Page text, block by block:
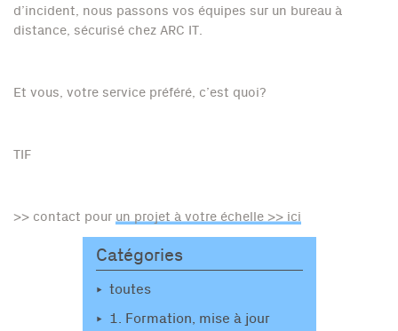
d’incident, nous passons vos équipes sur un bureau à
distance, sécurisé chez ARC IT.
Et vous, votre service préféré, c’est quoi?
TIF
>> contact pour un projet à votre échelle >> ici
Catégories
toutes
1. Formation, mise à jour